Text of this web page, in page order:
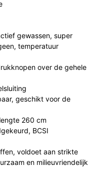
gewassen, super
temperatuur
over de gehele
geschikt voor de
260 cm
BCSI
voldoet aan strikte
en milieuvriendelijk